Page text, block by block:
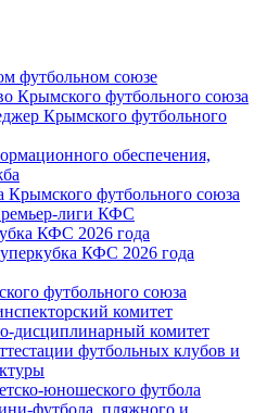
футбольном союзе
Крымского футбольного союза
Крымского футбольного
обеспечения,
Крымского футбольного союза
лиги КФС
КФС 2026 года
КФС 2026 года
футбольного союза
комитет
дисциплинарный комитет
футбольных клубов и
юношеского футбола
футбола, пляжного и